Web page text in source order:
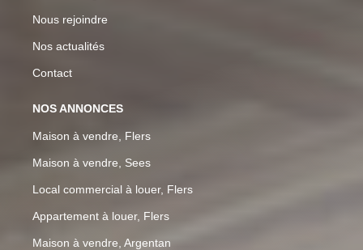
Nous rejoindre
Nos actualités
Contact
NOS ANNONCES
Maison à vendre, Flers
Maison à vendre, Sees
Local commercial à louer, Flers
Appartement à louer, Flers
Maison à vendre, Argentan